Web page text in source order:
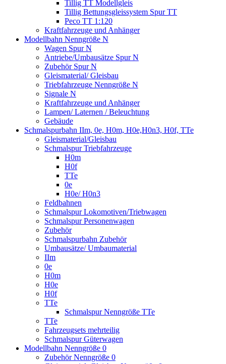
Tillig TT Modellgleis
Tillig Bettungsgleissystem Spur TT
Peco TT 1:120
Kraftfahrzeuge und Anhänger
Modellbahn Nenngröße N
Wagen Spur N
Antriebe/Umbausätze Spur N
Zubehör Spur N
Gleismaterial/ Gleisbau
Triebfahrzeuge Nenngröße N
Signale N
Kraftfahrzeuge und Anhänger
Lampen/ Laternen / Beleuchtung
Gebäude
Schmalspurbahn IIm, 0e, H0m, H0e,H0n3, H0f, TTe
Gleismaterial/Gleisbau
Schmalspur Triebfahrzeuge
H0m
H0f
TTe
0e
H0e/ H0n3
Feldbahnen
Schmalspur Lokomotiven/Triebwagen
Schmalspur Personenwagen
Zubehör
Schmalspurbahn Zubehör
Umbausätze/ Umbaumaterial
IIm
0e
H0m
H0e
H0f
TTe
Schmalspur Nenngröße TTe
TTe
Fahrzeugsets mehrteilig
Schmalspur Güterwagen
Modellbahn Nenngröße 0
Zubehör Nenngröße 0